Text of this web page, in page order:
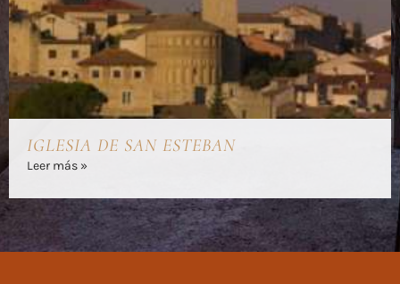
IGLESIA DE SAN ESTEBAN
Leer más »